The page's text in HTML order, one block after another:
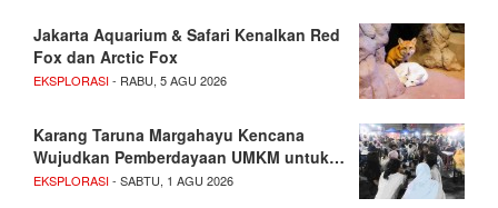
Jakarta Aquarium & Safari Kenalkan Red
Fox dan Arctic Fox
EKSPLORASI- RABU, 5 AGU 2026
Karang Taruna Margahayu Kencana
Wujudkan Pemberdayaan UMKM untuk…
EKSPLORASI- SABTU, 1 AGU 2026